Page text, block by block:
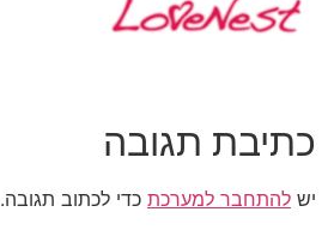
כתיבת תגובה
יש להתחבר למערכת כדי לכתוב תגובה.